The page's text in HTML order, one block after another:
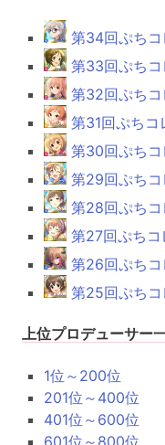
第34回ぷち
第33回ぷち
第32回ぷち
第31回ぷち
第30回ぷち
第29回ぷち
第28回ぷち
第27回ぷち
第26回ぷち
第25回ぷち
上位プロデューサー
1位～200位
201位～400位
401位～600位